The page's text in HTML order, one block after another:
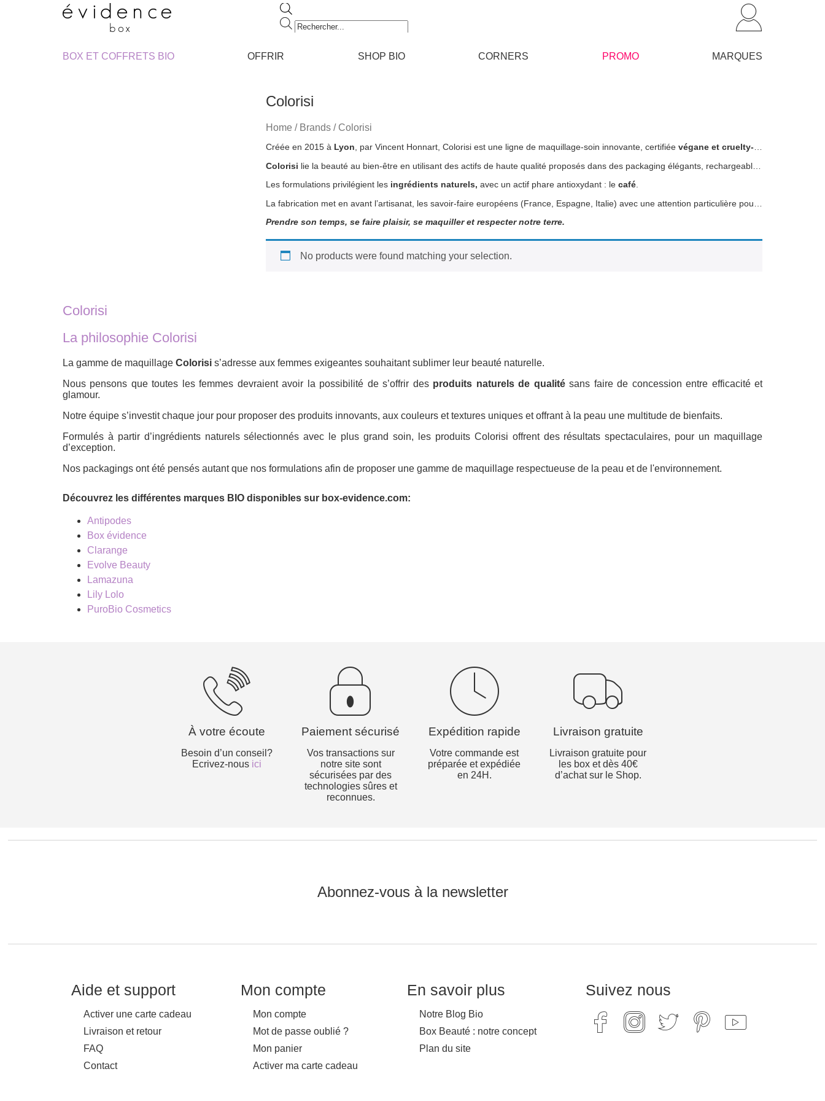
Recherche
de
BOX ET COFFRETS BIO
OFFRIR SHOP BIO CORNERS PROMO MARQUES
Colorisi
Home / Brands / Colorisi
Créée en 2015 à Lyon, par Vincent Honnart, Colorisi est une ligne de maquillage-soin innovante, certifiée végane et cruelty-free par PETA.
Colorisi lie la beauté au bien-être en utilisant des actifs de haute qualité proposés dans des packaging élégants, rechargeables et reflétant le luxe dans sa simplicité.
Les formulations privilégient les ingrédients naturels, avec un actif phare antioxydant : le café.
Prendre son temps, se faire plaisir, se maquiller et respecter notre terre.
No products were found matching your selection.
Colorisi
La philosophie Colorisi
La gamme de maquillage Colorisi s’adresse aux femmes exigeantes souhaitant sublimer leur beauté naturelle.
Nous pensons que toutes les femmes devraient avoir la possibilité de s’offrir des produits naturels de qualitésans faire de concession entre efficacité et
glamour.
Notre équipe s’investit chaque jour pour proposer des produits innovants, aux couleurs et textures uniques et offrant à la peau une multitude de bienfaits.
Formulés à partir d’ingrédients naturels sélectionnés avec le plus grand soin, les produits Colorisi offrent des résultats spectaculaires, pour un maquillage
d’exception.
Nos packagings ont été pensés autant que nos formulations afin de proposer une gamme de maquillage respectueuse de la peau et de l'environnement.
Découvrez les différentes marques BIO disponibles sur box-evidence.com:
Antipodes
Box évidence
Clarange
Evolve Beauty
Lamazuna
Lily Lolo
PuroBio Cosmetics
À votre écoute
Besoin d’un conseil?
Ecrivez-nous ici
Paiement sécurisé
Vos transactions sur
notre site sont
sécurisées par des
technologies sûres et
reconnues.
Expédition rapide
Votre commande est
préparée et expédiée
en 24H.
Livraison gratuite
Livraison gratuite pour
les box et dès 40€
d’achat sur le Shop.
Abonnez-vous à la newsletter
Aide et support
Activer une carte cadeau
Livraison et retour
FAQ
Contact
Mon compte
Mon compte
Mot de passe oublié ?
Mon panier
Activer ma carte cadeau
En savoir plus
Notre Blog Bio
Box Beauté : notre concept
Plan du site
Suivez nous